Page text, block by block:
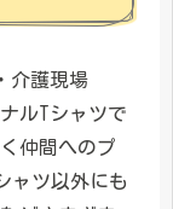
介護現場
ルTシャツで
仲間へのプ
ャツ以外にも